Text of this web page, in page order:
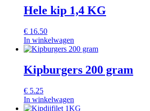
Hele kip 1,4 KG
€ 16.50
In winkelwagen
Kipburgers 200 gram
€ 5.25
In winkelwagen